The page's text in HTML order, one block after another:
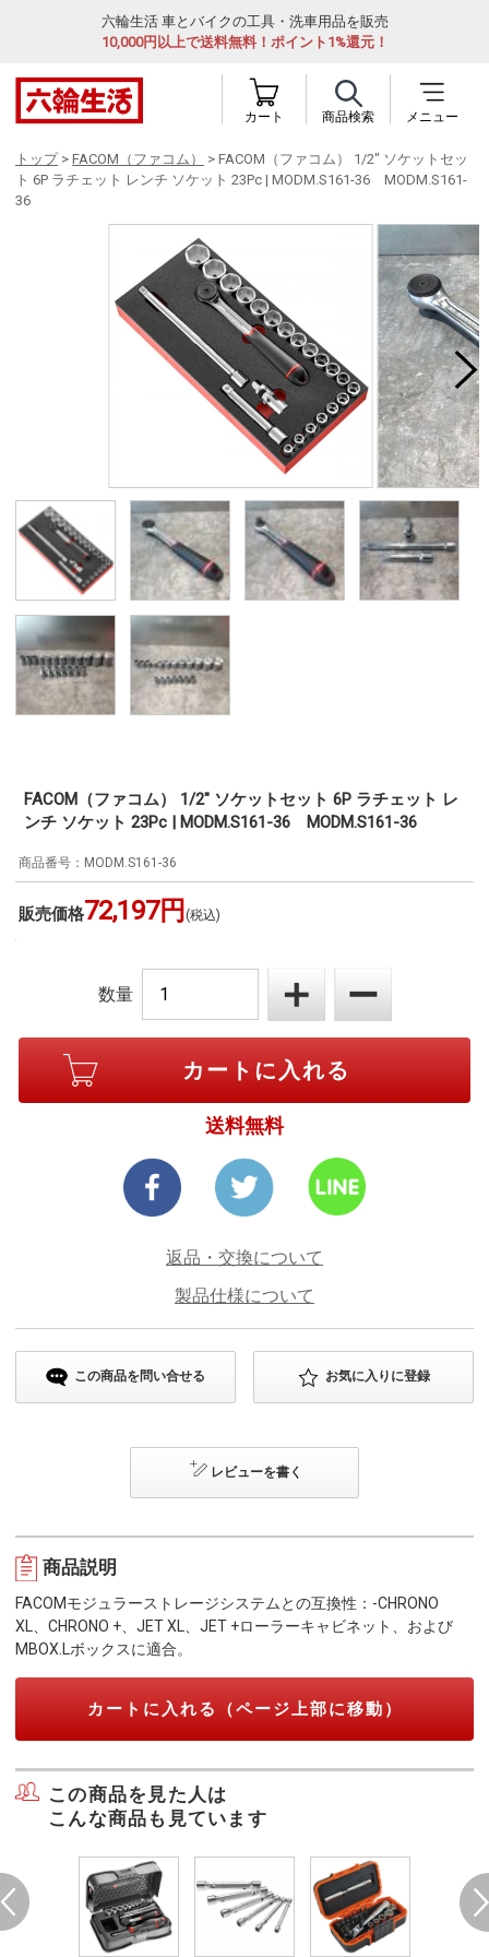
六輪生活 車とバイクの工具・洗車用品を販売
10,000円以上で送料無料！ポイント1%還元！
カート 商品検索 メニュー
トップ> FACOM（ファコム）
> FACOM（ファコム） 1/2" ソケットセッ
ト 6P ラチェット レンチ ソケット 23Pc | MODM.S161-36 MODM.S161-
36
FACOM（ファコム） 1/2" ソケットセット 6P ラチェット レ
ンチ ソケット 23Pc | MODM.S161-36 MODM.S161-36
MODM.S161-36
販売価格72,197円 (税込)
数量
送料無料
返品・交換について
製品仕様について
この商品を問い合せる お気に入りに登録
レビューを書く
商品説明
FACOMモジュラーストレージシステムとの互換性：-CHRONO
XL、CHRONO +、JET XL、JET +ローラーキャビネット、および
MBOX.Lボックスに適合。
カートに入れる（ページ上部に移動）
この商品を見た人は
こんな商品も見ています